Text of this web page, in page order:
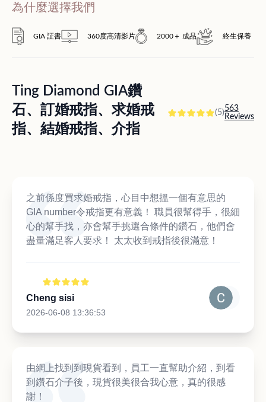
為什麼選擇我們
GIA 証書 360度高清影片 2000＋ 成品 終生保養
Ting Diamond GIA鑽
石、訂婚戒指、求婚戒
指、結婚戒指、介指
(5)563
Reviews
之前係度買求婚戒指，心目中想搵一個有意思的
GIA number令戒指更有意義！ 職員很幫得手，很細
心的幫手找，亦會幫手挑選合條件的鑽石，他們會
盡量滿足客人要求！ 太太收到戒指後很滿意！
Cheng sisi
2026-06-08 13:36:53
由網上找到到現貨看到，員工一直幫助介紹，到看
到鑽石介子後，現貨很美很合我心意，真的很感
謝！